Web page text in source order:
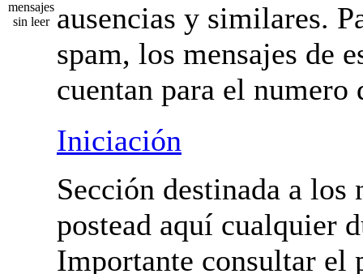
ausencias y similares.
spam, los mensajes de
cuentan para el numero
mensajes.
Iniciación
Sección destinada a los
postead aquí cualquier